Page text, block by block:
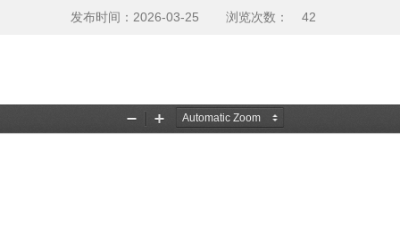
发布时间：2026-03-25 浏览次数： 42